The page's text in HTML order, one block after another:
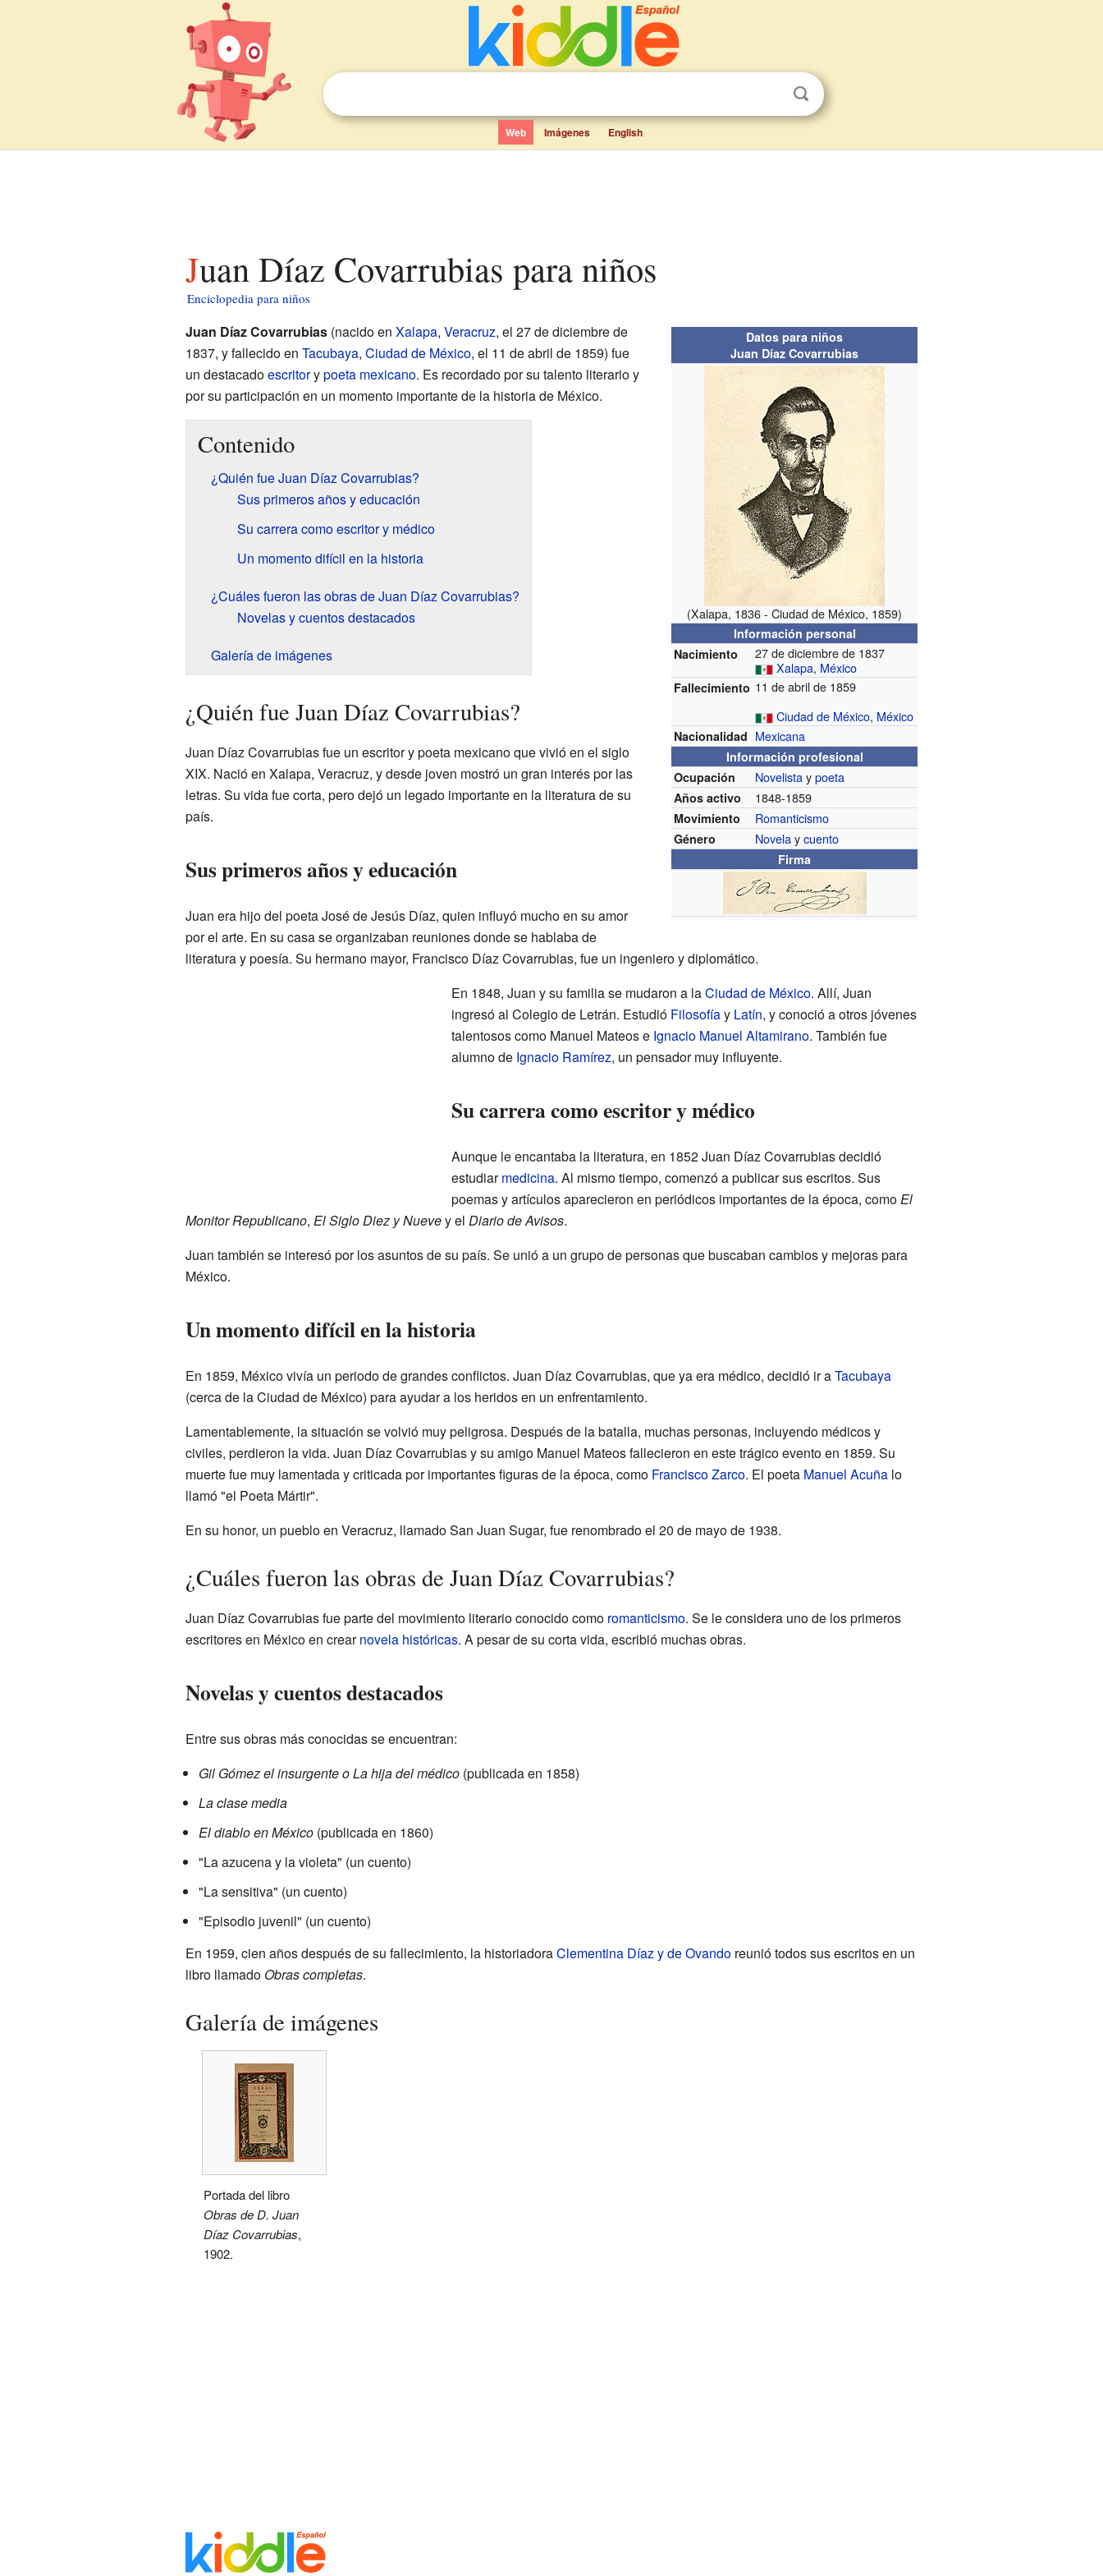
Web Imágenes English
Juan Díaz Covarrubias para niños
Enciclopedia para niños
Datos para niños
Juan Díaz Covarrubias
(Xalapa, 1836 - Ciudad de México, 1859)
Información personal
Nacimiento
27 de diciembre de 1837
Xalapa, México
Fallecimiento 11 de abril de 1859
Ciudad de México, México
Nacionalidad Mexicana
Información profesional
Ocupación
Novelistaypoeta
Años activo 1848-1859
Movimiento Romanticismo
Género Novelaycuento
Firma
Juan Díaz Covarrubias(nacido en Xalapa, Veracruz, el 27 de diciembre de
1837, y fallecido en Tacubaya, Ciudad de México, el 11 de abril de 1859) fue
un destacadoescritorypoeta mexicano. Es recordado por su talento literario y
por su participación en un momento importante de la historia de México.
Contenido
¿Quién fue Juan Díaz Covarrubias?
Sus primeros años y educación
Su carrera como escritor y médico
Un momento difícil en la historia
¿Cuáles fueron las obras de Juan Díaz Covarrubias?
Novelas y cuentos destacados
Galería de imágenes
¿Quién fue Juan Díaz Covarrubias?
Juan Díaz Covarrubias fue un escritor y poeta mexicano que vivió en el siglo
XIX. Nació en Xalapa, Veracruz, y desde joven mostró un gran interés por las
letras. Su vida fue corta, pero dejó un legado importante en la literatura de su
país.
Sus primeros años y educación
Juan era hijo del poeta José de Jesús Díaz, quien influyó mucho en su amor
por el arte. En su casa se organizaban reuniones donde se hablaba de
literatura y poesía. Su hermano mayor, Francisco Díaz Covarrubias, fue un ingeniero y diplomático.
En 1848, Juan y su familia se mudaron a laCiudad de México. Allí, Juan
ingresó al Colegio de Letrán. Estudió Filosofíay Latín, y conoció a otros jóvenes
talentosos como Manuel Mateos e Ignacio Manuel Altamirano. También fue
alumno de Ignacio Ramírez, un pensador muy influyente.
Su carrera como escritor y médico
Aunque le encantaba la literatura, en 1852 Juan Díaz Covarrubias decidió
estudiarmedicina. Al mismo tiempo, comenzó a publicar sus escritos. Sus
poemas y artículos aparecieron en periódicos importantes de la época, comoEl
Monitor Republicano, El Siglo Diez y Nuevey el Diario de Avisos.
Juan también se interesó por los asuntos de su país. Se unió a un grupo de personas que buscaban cambios y mejoras para
México.
Un momento difícil en la historia
En 1859, México vivía un periodo de grandes conflictos. Juan Díaz Covarrubias, que ya era médico, decidió ir aTacubaya
(cerca de la Ciudad de México) para ayudar a los heridos en un enfrentamiento.
Lamentablemente, la situación se volvió muy peligrosa. Después de la batalla, muchas personas, incluyendo médicos y
civiles, perdieron la vida. Juan Díaz Covarrubias y su amigo Manuel Mateos fallecieron en este trágico evento en 1859. Su
muerte fue muy lamentada y criticada por importantes figuras de la época, como Francisco Zarco. El poeta Manuel Acuñalo
llamó "el Poeta Mártir".
En su honor, un pueblo en Veracruz, llamado San Juan Sugar, fue renombrado el 20 de mayo de 1938.
¿Cuáles fueron las obras de Juan Díaz Covarrubias?
Juan Díaz Covarrubias fue parte del movimiento literario conocido como romanticismo. Se le considera uno de los primeros
escritores en México en crearnovela históricas. A pesar de su corta vida, escribió muchas obras.
Novelas y cuentos destacados
Entre sus obras más conocidas se encuentran:
Gil Gómez el insurgente o La hija del médico(publicada en 1858)
La clase media
El diablo en México(publicada en 1860)
"La azucena y la violeta" (un cuento)
"La sensitiva" (un cuento)
"Episodio juvenil" (un cuento)
En 1959, cien años después de su fallecimiento, la historiadoraClementina Díaz y de Ovandoreunió todos sus escritos en un
libro llamado Obras completas.
Galería de imágenes
Portada del libro
Obras de D. Juan
Díaz Covarrubias,
1902.